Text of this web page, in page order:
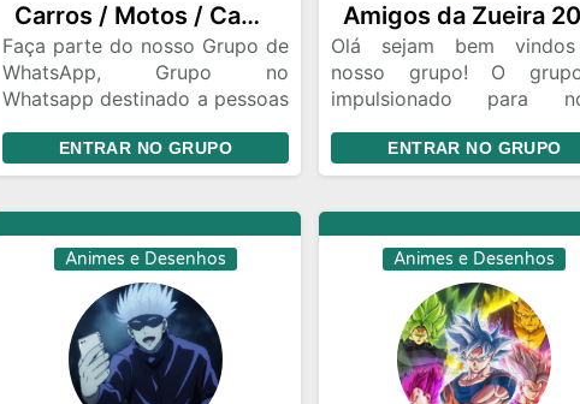
Carros / Motos / Caminhões
Faça parte do nosso Grupo de
WhatsApp, Grupo no
Whatsapp destinado a pessoas
vender de Carros Motos
Caminhões. O que nos torna
Veículos: De carros esportivos
a motocicletas velozes e
caminhões robustos,
celebramos a diversidade de
veículos motorizados e as
histórias que os envolvem.,
Divirtam-se e faça novas
ENTRAR NO GRUPO
Olá sejam bem
nosso grupo! O
impulsionado para
idéias, passar
conversando e
ENTRAR NO GRUPO
Animes e Desenhos Animes e Desenhos